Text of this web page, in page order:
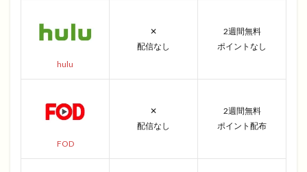
hulu
✕
配信なし
2週間無料
ポイントなし
FOD
✕
配信なし
2週間無料
ポイント配布